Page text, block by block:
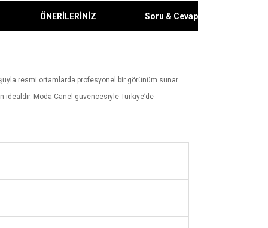
ÖNERİLERİNİZ Soru & Cevap
resmi ortamlarda profesyonel bir görünüm sunar.
idealdir. Moda Canel güvencesiyle Türkiye’de